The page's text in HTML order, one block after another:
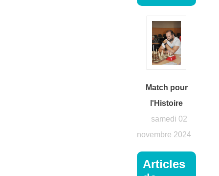
Match pour
l'Histoire
samedi 02
novembre 2024
Articles